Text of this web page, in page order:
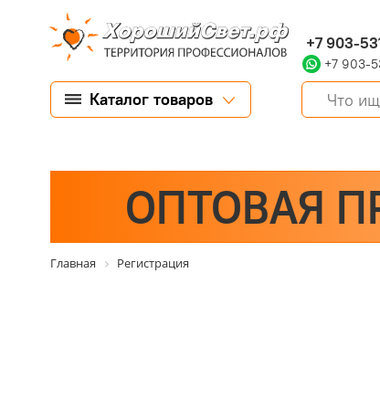
+7 903-
+7 903-
Каталог товаров
ОПТОВАЯ
Главная Регистрация